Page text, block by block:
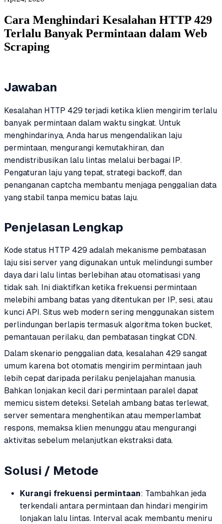
Cara Menghindari Kesalahan HTTP 429
Terlalu Banyak Permintaan dalam Web
Scraping
Jawaban
Kesalahan HTTP 429 terjadi ketika klien mengirim terlalu
banyak permintaan dalam waktu singkat. Untuk
menghindarinya, Anda harus mengendalikan laju
permintaan, mengurangi kemutakhiran, dan
mendistribusikan lalu lintas melalui berbagai IP.
Pengaturan laju yang tepat, strategi backoff, dan
penanganan captcha membantu menjaga penggalian data
yang stabil tanpa memicu batas laju.
Penjelasan Lengkap
Kode status HTTP 429 adalah mekanisme pembatasan
laju sisi server yang digunakan untuk melindungi sumber
daya dari lalu lintas berlebihan atau otomatisasi yang
tidak sah. Ini diaktifkan ketika frekuensi permintaan
melebihi ambang batas yang ditentukan per IP, sesi, atau
kunci API. Situs web modern sering menggunakan sistem
perlindungan berlapis termasuk algoritma token bucket,
pemantauan perilaku, dan pembatasan tingkat CDN.
Dalam skenario penggalian data, kesalahan 429 sangat
umum karena bot otomatis mengirim permintaan jauh
lebih cepat daripada perilaku penjelajahan manusia.
Bahkan lonjakan kecil dari permintaan paralel dapat
memicu sistem deteksi. Setelah ambang batas terlewat,
server sementara menghentikan atau memperlambat
respons, memaksa klien menunggu atau mengurangi
aktivitas sebelum melanjutkan ekstraksi data.
Solusi / Metode
Kurangi frekuensi permintaan: Tambahkan jeda
terkendali antara permintaan dan hindari mengirim
lonjakan lalu lintas. Interval acak membantu meniru